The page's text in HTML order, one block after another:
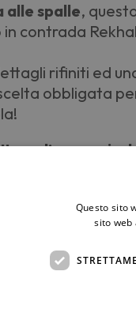
alle spalle,
in contrada
rifiniti ed
obbligata
d’epoca
noti architetti
Pantelleria, la
padronale con
ai propri
dotato di una
con la
privato con
Questo sito
sito web